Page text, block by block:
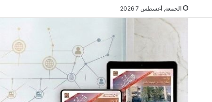
الجمعة, أغسطس 7 2026